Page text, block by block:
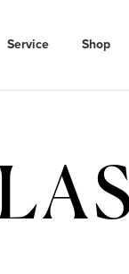
Service Shop